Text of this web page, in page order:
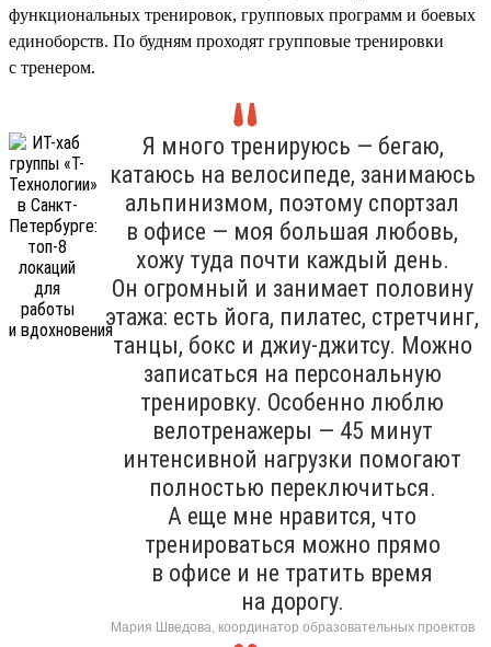
функциональных тренировок, групповых программ и боевых
единоборств. По будням проходят групповые тренировки
с тренером.
Я много тренируюсь — бегаю,
катаюсь на велосипеде, занимаюсь
альпинизмом, поэтому спортзал
в офисе — моя большая любовь,
хожу туда почти каждый день.
Он огромный и занимает половину
этажа: есть йога, пилатес, стретчинг,
танцы, бокс и джиу-джитсу. Можно
записаться на персональную
тренировку. Особенно люблю
велотренажеры — 45 минут
интенсивной нагрузки помогают
полностью переключиться.
А еще мне нравится, что
тренироваться можно прямо
в офисе и не тратить время
на дорогу.
Мария Шведова, координатор образовательных проектов